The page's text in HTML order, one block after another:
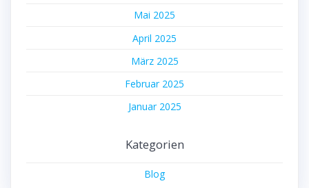
Mai 2025
April 2025
März 2025
Februar 2025
Januar 2025
Kategorien
Blog